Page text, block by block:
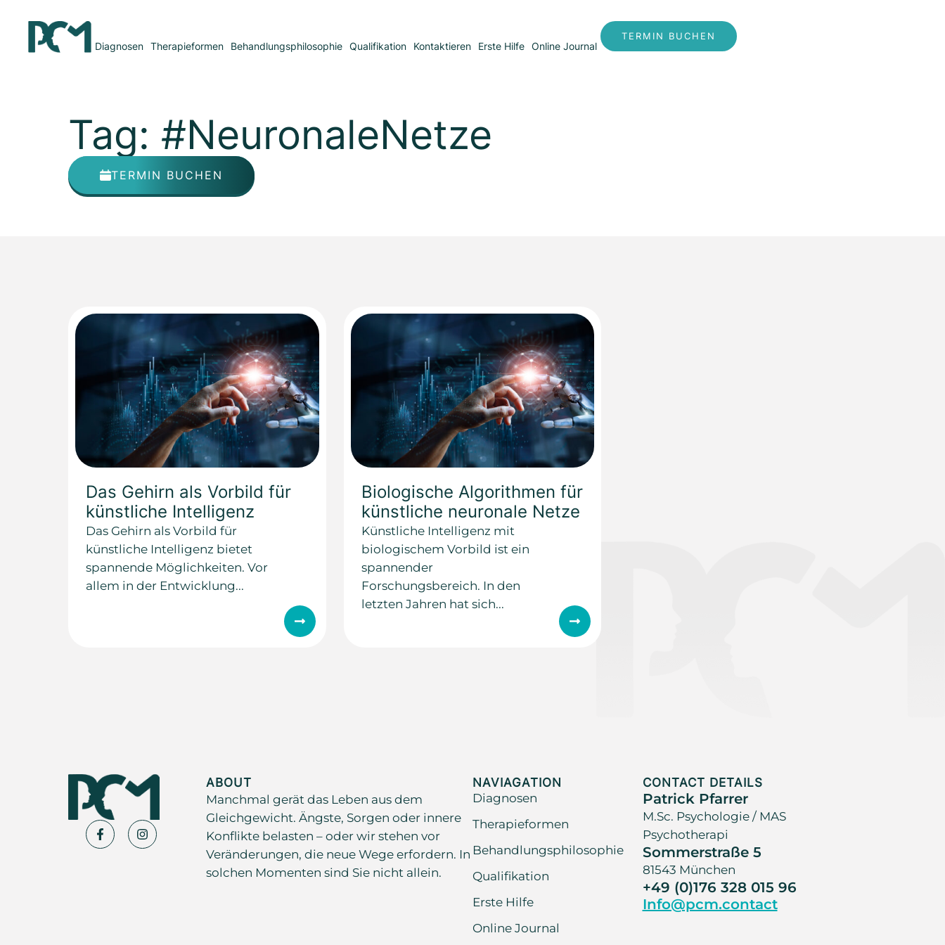
Diagnosen Therapieformen Behandlungsphilosophie Qualifikation Kontaktieren Erste Hilfe Online Journal
TERMIN BUCHEN
Tag: #NeuronaleNetze
TERMIN BUCHEN
Das Gehirn als Vorbild für
künstliche Intelligenz
Das Gehirn als Vorbild für
künstliche Intelligenz bietet
spannende Möglichkeiten. Vor
allem in der Entwicklung...
Biologische Algorithmen für
künstliche neuronale Netze
Künstliche Intelligenz mit
biologischem Vorbild ist ein
spannender
Forschungsbereich. In den
letzten Jahren hat sich...
ABOUT
Manchmal gerät das Leben aus dem
Gleichgewicht. Ängste, Sorgen oder innere
Konflikte belasten – oder wir stehen vor
Veränderungen, die neue Wege erfordern. In
solchen Momenten sind Sie nicht allein.
NAVIAGATION
Diagnosen
Therapieformen
Behandlungsphilosophie
Qualifikation
Erste Hilfe
Online Journal
CONTACT DETAILS
Patrick Pfarrer
M.Sc. Psychologie / MAS
Psychotherapi
Sommerstraße 5
81543 München
+49 (0)176 328 015 96
Info@pcm.contact